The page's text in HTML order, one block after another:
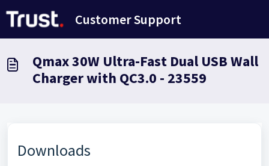
Customer Support
Qmax 30W Ultra-Fast Dual USB Wall
Charger with QC3.0 - 23559
Downloads